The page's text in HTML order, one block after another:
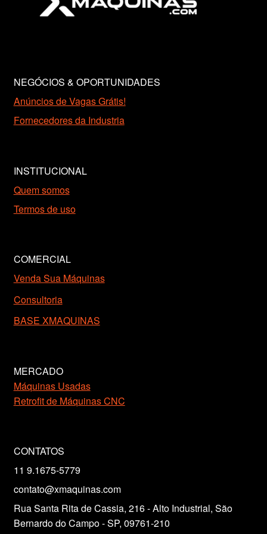
NEGÓCIOS & OPORTUNIDADES
Anúncios de Vagas Grátis!
Fornecedores da Industria
INSTITUCIONAL
Quem somos
Termos de uso
COMERCIAL
Venda Sua Máquinas
Consultoria
BASE XMAQUINAS
MERCADO
Máquinas Usadas
Retrofit de Máquinas CNC
CONTATOS
11 9.1675-5779
contato@xmaquinas.com
Rua Santa Rita de Cassia, 216 - Alto Industrial, São
Bernardo do Campo - SP, 09761-210